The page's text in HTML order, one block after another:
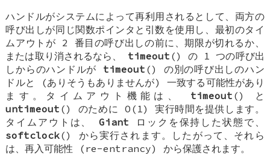
ハンドルがシステムによって再利用されるとして、両方の
呼び出しが同じ関数ポインタと引数を使用し、最初のタイ
ムアウトが 2 番目の呼び出しの前に、期限が切れるか、
または取り消されるなら、 timeout () の 1 つの呼び出
しからのハンドルが timeout () の別の呼び出しのハン
ドルと (ありそうもありませんが) 一致する可能性があり
ます。タイムアウト機能は、 timeout () と
untimeout () のために O(1) 実行時間を提供します。
タイムアウトは、Giant ロックを保持した状態で、
softclock() から実行されます。したがって、それら
は、再入可能性 (re-entrancy) から保護されます。